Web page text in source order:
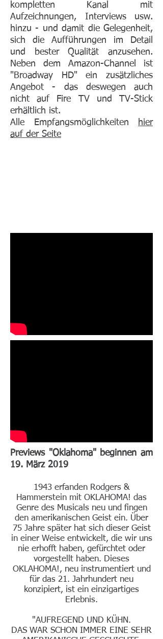
kompletten Kanal mit
Aufzeichnungen, Interviews usw.
hinzu - und damit die Gelegenheit,
sich die Aufführungen im Detail
und bester Qualität anzusehen.
Neben dem Amazon-Channel ist
"Broadway HD" ein zusätzliches
Angebot - das deswegen auch
nicht auf Fire TV und TV-Stick
erhältlich ist.
Alle Empfangsmöglichkeiten
hier
auf der Seite
Previews "Oklahoma" beginnen am
19. März 2019
1943 erfanden Rodgers &
Hammerstein mit OKLAHOMA! das
Genre des Musicals neu und fingen
den amerikanischen Geist ein. Über
75 Jahre später hat sich dieser Geist
in einer Weise entwickelt, die wir uns
nie erhofft haben, gefürchtet oder
vorgestellt haben. Dieses
OKLAHOMA!, neu instrumentiert und
für das 21. Jahrhundert neu
konzipiert, ist ein einzigartiges
Erlebnis.
"AUFREGEND UND KÜHN.
DAS WAR SCHON IMMER EINE SEHR